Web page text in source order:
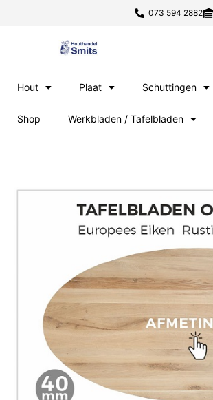
073 594 2882
Hout Plaat Schuttingen
Shop Werkbladen / Tafelbladen